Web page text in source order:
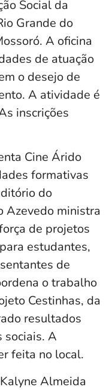
Social da
Grande do
A oficina
de atuação
o desejo de
A atividade é
inscrições
Cine Árido
formativas
do
Azevedo ministra
de projetos
estudantes,
de
o trabalho
Cestinhas, da
resultados
sociais. A
feita no local.
Almeida